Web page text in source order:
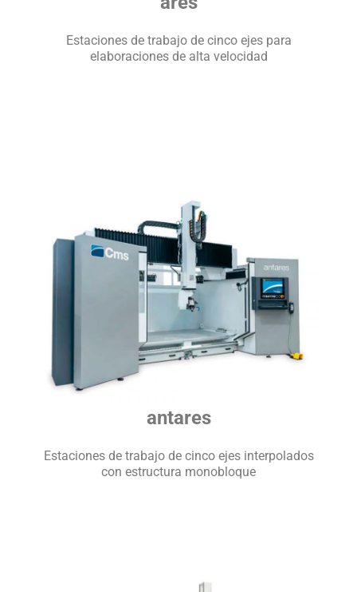
Estaciones de trabajo de cinco ejes para
elaboraciones de alta velocidad
antares
Estaciones de trabajo de cinco ejes interpolados
con estructura monobloque